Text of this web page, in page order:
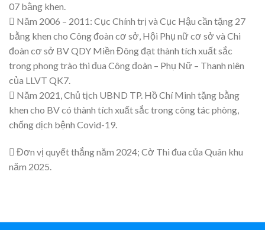
07 bằng khen.
 Năm 2006 – 2011: Cục Chính trị và Cục Hậu cần tặng 27
bằng khen cho Công đoàn cơ sở, Hội Phụ nữ cơ sở và Chi
đoàn cơ sở BV QDY Miền Đông đạt thành tích xuất sắc
trong phong trào thi đua Công đoàn – Phụ Nữ – Thanh niên
của LLVT QK7.
 Năm 2021, Chủ tịch UBND TP. Hồ Chí Minh tặng bằng
khen cho BV có thành tích xuất sắc trong công tác phòng,
chống dịch bệnh Covid-19.
 Đơn vị quyết thắng năm 2024; Cờ Thi đua của Quân khu
năm 2025.